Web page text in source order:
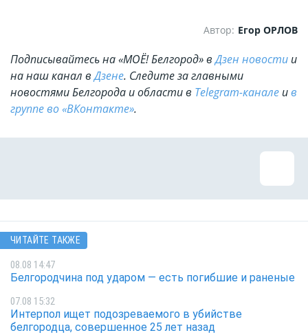
Автор: Егор ОРЛОВ
Подписывайтесь на «МОЁ! Белгород» вДзен новости и
на наш канал вДзене. Cледите за главными
новостями Белгорода и области в Telegram-канале ив
группе во «ВКонтакте».
ЧИТАЙТЕ ТАКЖЕ
08.08 14:47
Белгородчина под ударом — есть погибшие и раненые
07.08 15:32
Интерпол ищет подозреваемого в убийстве
белгородца, совершенное 25 лет назад